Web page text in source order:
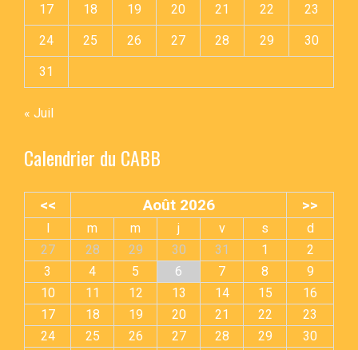
17 18 19 20 21 22 23
24 25 26 27 28 29 30
31
« Juil
Calendrier du CABB
<< Août 2026 >>
l m m j v s
d
27
28 29 30 31 1
2
3
4 5 6 7 8
9
10
11 12 13 14 15
16
17
18 19 20 21 22
23
24
25 26 27 28 29
30